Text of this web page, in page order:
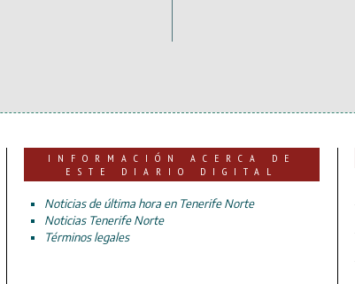
INFORMACIÓN ACERCA DE
ESTE DIARIO DIGITAL
Noticias de última hora en Tenerife Norte
Noticias Tenerife Norte
Términos legales